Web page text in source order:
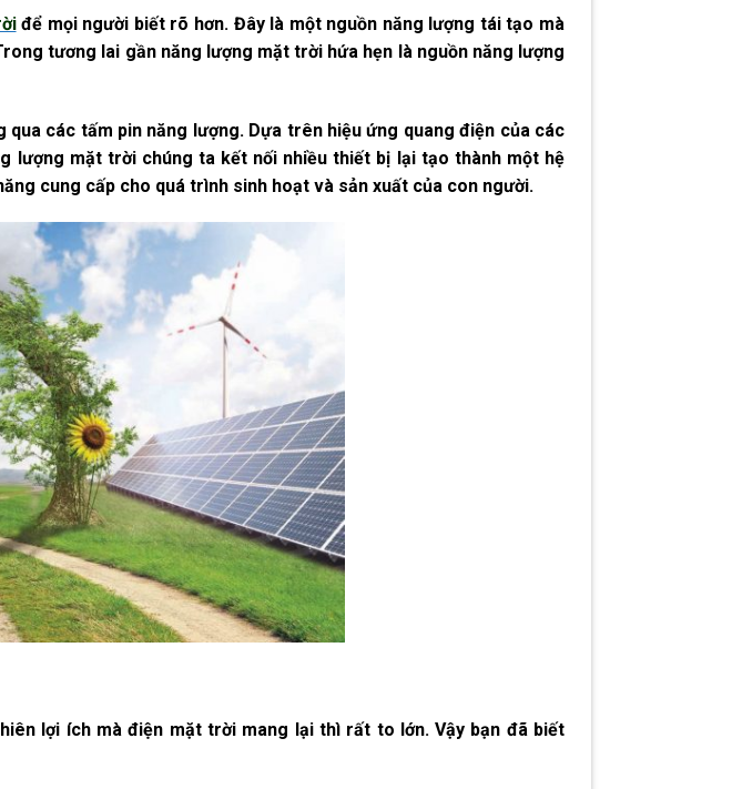
để mọi người biết rõ hơn. Đây là một nguồn năng lượng tái tạo mà
tương lai gần năng lượng mặt trời hứa hẹn là nguồn năng lượng
các tấm pin năng lượng. Dựa trên hiệu ứng quang điện của các
lượng mặt trời chúng ta kết nối nhiều thiết bị lại tạo thành một hệ
cung cấp cho quá trình sinh hoạt và sản xuất của con người.
lợi ích màđiện mặt trời mang lại thì rất to lớn. Vậy bạn đã biết